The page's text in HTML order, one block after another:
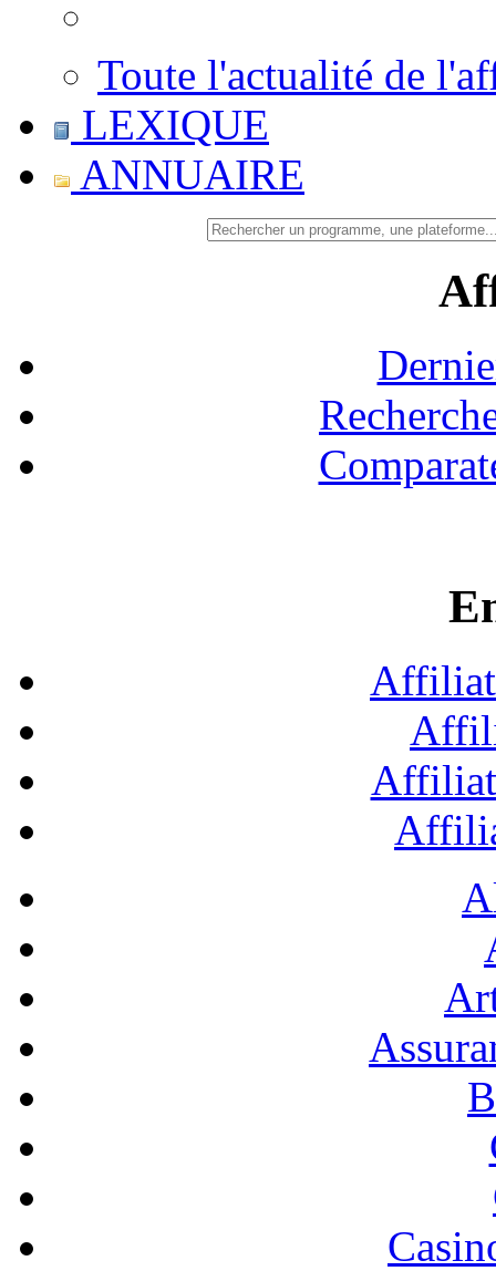
Toute l'actualité de
LEXIQUE
ANNUAIRE